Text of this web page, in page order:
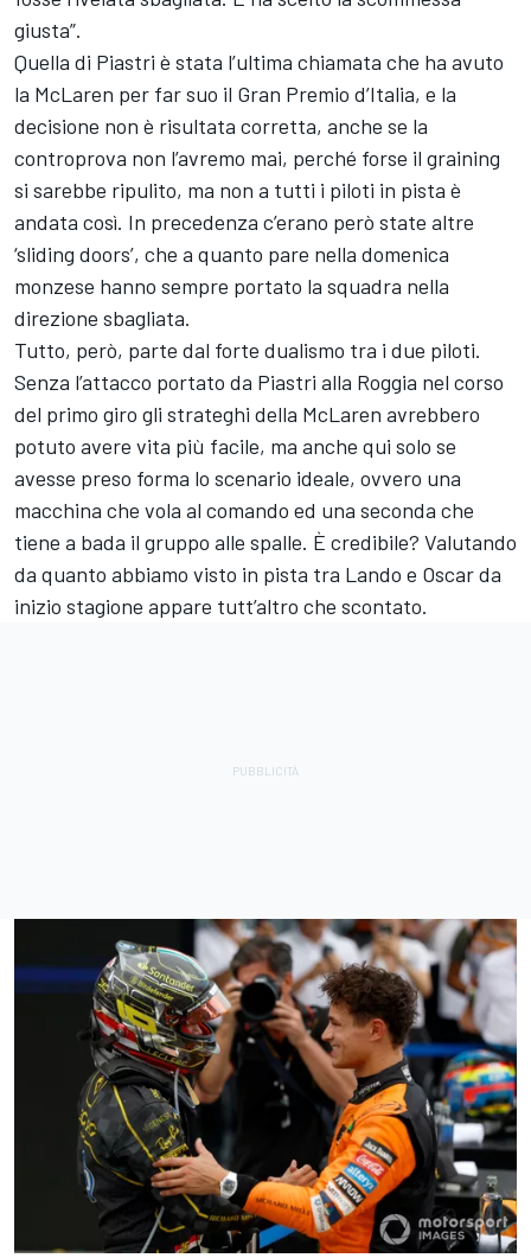
giusta”.
Quella di Piastri è stata l’ultima chiamata che ha avuto
la McLaren per far suo il Gran Premio d’Italia, e la
decisione non è risultata corretta, anche se la
controprova non l’avremo mai, perché forse il graining
si sarebbe ripulito, ma non a tutti i piloti in pista è
andata così. In precedenza c’erano però state altre
‘sliding doors’, che a quanto pare nella domenica
monzese hanno sempre portato la squadra nella
direzione sbagliata.
Tutto, però, parte dal forte dualismo tra i due piloti.
Senza l’attacco portato da Piastri alla Roggia nel corso
del primo giro gli strateghi della McLaren avrebbero
potuto avere vita più facile, ma anche qui solo se
avesse preso forma lo scenario ideale, ovvero una
macchina che vola al comando ed una seconda che
tiene a bada il gruppo alle spalle. È credibile? Valutando
da quanto abbiamo visto in pista tra Lando e Oscar da
inizio stagione appare tutt’altro che scontato.